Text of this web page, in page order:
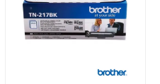
Añadir
a la
lista de
deseos